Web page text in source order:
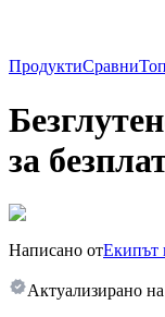
ПродуктиСравни
за
Написано отЕкипът
Актуализирано на